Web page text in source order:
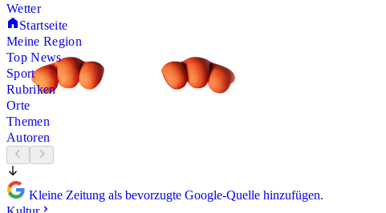
Wetter
Startseite
Meine Region
Top News
Sport
Rubriken
Orte
Themen
Autoren
Kleine Zeitung als bevorzugte Google-Quelle hinzufügen.